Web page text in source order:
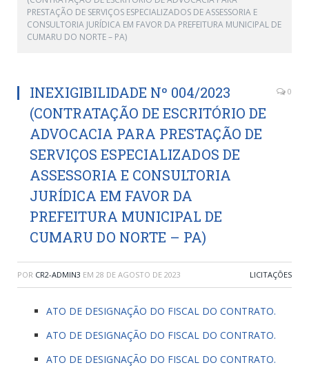
PRESTAÇÃO DE SERVIÇOS ESPECIALIZADOS DE ASSESSORIA E
CONSULTORIA JURÍDICA EM FAVOR DA PREFEITURA MUNICIPAL DE
CUMARU DO NORTE – PA)
INEXIGIBILIDADE Nº 004/2023
(CONTRATAÇÃO DE ESCRITÓRIO DE
ADVOCACIA PARA PRESTAÇÃO DE
SERVIÇOS ESPECIALIZADOS DE
ASSESSORIA E CONSULTORIA
JURÍDICA EM FAVOR DA
PREFEITURA MUNICIPAL DE
CUMARU DO NORTE – PA)
0
POR CR2-ADMIN3 EM 28 DE AGOSTO DE 2023 LICITAÇÕES
ATO DE DESIGNAÇÃO DO FISCAL DO CONTRATO.
ATO DE DESIGNAÇÃO DO FISCAL DO CONTRATO.
ATO DE DESIGNAÇÃO DO FISCAL DO CONTRATO.